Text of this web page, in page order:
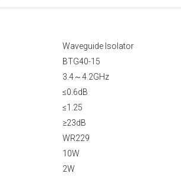
Waveguide Isolator
BTG40-15
3.4～4.2GHz
≤0.6dB
≤1.25
≥23dB
WR229
10W
2W